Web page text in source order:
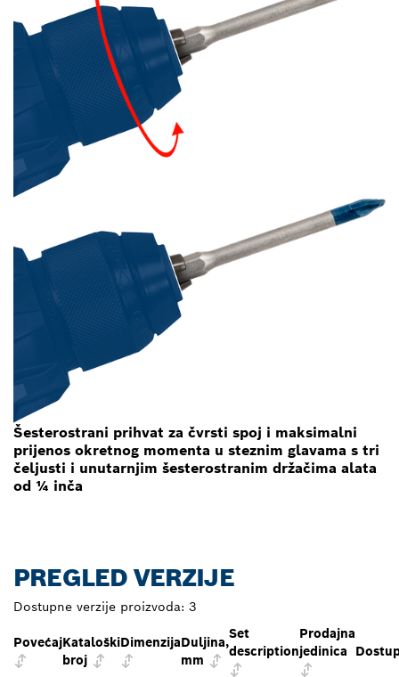
Šesterostrani prihvat za čvrsti spoj i maksimalni
prijenos okretnog momenta u steznim glavama s tri
čeljusti i unutarnjim šesterostranim držačima alata
od ¼ inča
PREGLED VERZIJE
Dostupne verzije proizvoda: 3
PovećajKataloški
broj
DimenzijaDuljina,
mm
Set
description
Prodajna
jedinica